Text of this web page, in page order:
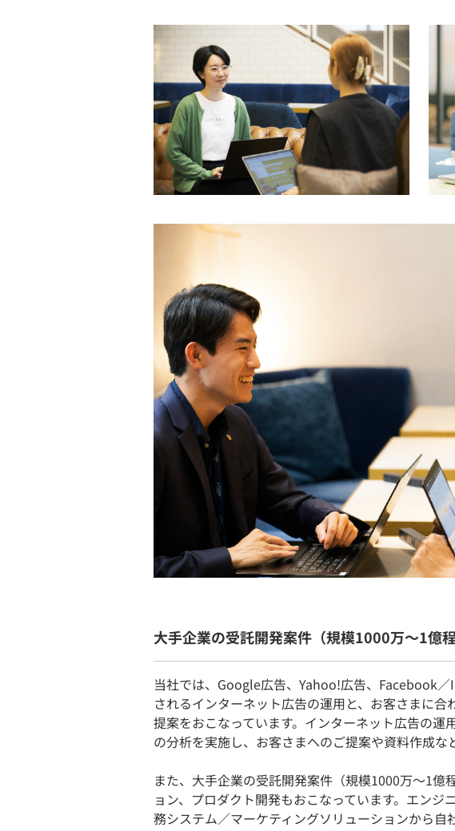
大手企業の受託開発案件（規模1000万〜1億
当社では、Google広告、Yahoo!広告、Facebook
されるインターネット広告の運用と、お客さまに
提案をおこなっています。インターネット広告の
の分析を実施し、お客さまへのご提案や資料作成な
また、大手企業の受託開発案件（規模1000万〜1億
ョン、プロダクト開発もおこなっています。エン
務システム／マーケティングソリューションから